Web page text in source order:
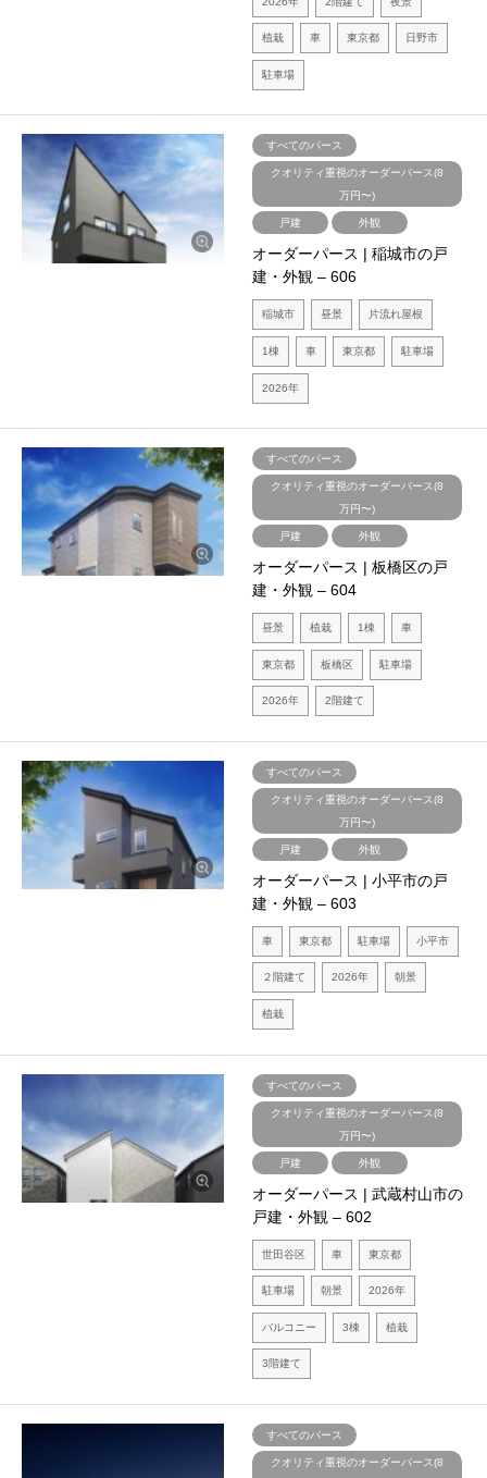
植栽 車 東京都 日野市
駐車場
すべてのパース
クオリティ重視のオーダーパース(8
万円〜)
戸建 外観
オーダーパース | 稲城市の戸
建・外観 – 606
稲城市 昼景 片流れ屋根
1棟 車 東京都 駐車場
2026年
すべてのパース
クオリティ重視のオーダーパース(8
万円〜)
戸建 外観
オーダーパース | 板橋区の戸
建・外観 – 604
昼景 植栽 1棟 車
東京都 板橋区 駐車場
2026年 2階建て
すべてのパース
クオリティ重視のオーダーパース(8
万円〜)
戸建 外観
オーダーパース | 小平市の戸
建・外観 – 603
車 東京都 駐車場 小平市
２階建て 2026年 朝景
植栽
すべてのパース
クオリティ重視のオーダーパース(8
万円〜)
戸建 外観
オーダーパース | 武蔵村山市の
戸建・外観 – 602
世田谷区 車 東京都
駐車場 朝景 2026年
バルコニー 3棟 植栽
3階建て
すべてのパース
クオリティ重視のオーダーパース(8